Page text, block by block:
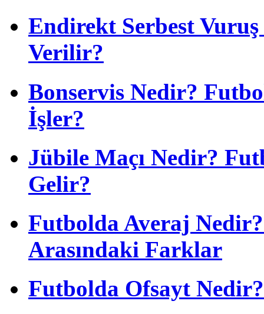
Endirekt Serbest
Verilir?
Bonservis Nedir?
İşler?
Jübile Maçı Nedir?
Gelir?
Futbolda Averaj
Arasındaki Farklar
Futbolda Ofsayt